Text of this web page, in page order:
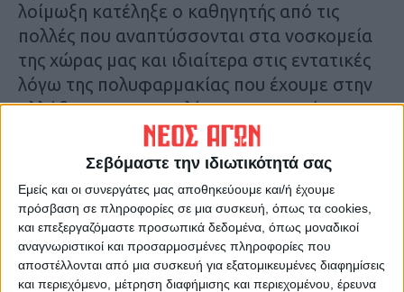
Σεβόμαστε την ιδιωτικότητά σας
Εμείς και οι συνεργάτες μας αποθηκεύουμε και/ή έχουμε
πρόσβαση σε πληροφορίες σε μια συσκευή, όπως τα cookies,
και επεξεργαζόμαστε προσωπικά δεδομένα, όπως μοναδικοί
αναγνωριστικοί και προσαρμοσμένες πληροφορίες που
αποστέλλονται από μια συσκευή για εξατομικευμένες διαφημίσεις
και περιεχόμενο, μέτρηση διαφήμισης και περιεχομένου, έρευνα
λοίμωξη κατέληξε ο καθηγητής από τις
πολλές που αναπτύσσονται στα νοσκομεία
της χώρας μας και ιδιαίτερα στις εντατικές
λόγω της πολυφαρμακίας που έχουμε στην
Ελλάδα και της ευκολίας με την οποία
χορηγούνταν τα αντιβιωτικά, με
αποτέλεσμα να αναπτυχθούν ανθεκτικά
στελέχη μικροβίων…
Το στέλεχος αυτό της candida auris στο
ΠΠΓΝΛ ανιχνεύτηκε από το εργαστήριο της
κας Πετεινάκη.